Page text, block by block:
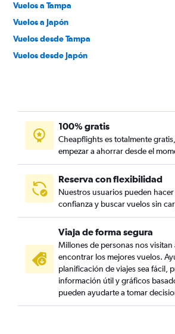
Vuelos a Tampa
Vuelos a Japón
Vuelos desde Tampa
Vuelos desde Japón
100% gratis
Cheapflights es totalmente
empezar a ahorrar desde el
Reserva con flexibilidad
Nuestros usuarios pueden
confianza y buscar vuelos sin
Viaja de forma segura
Millones de personas nos visitan
encontrar los mejores vuelos.
planificación de viajes sea fácil,
información útil y gráficos
pueden ayudarte a tomar